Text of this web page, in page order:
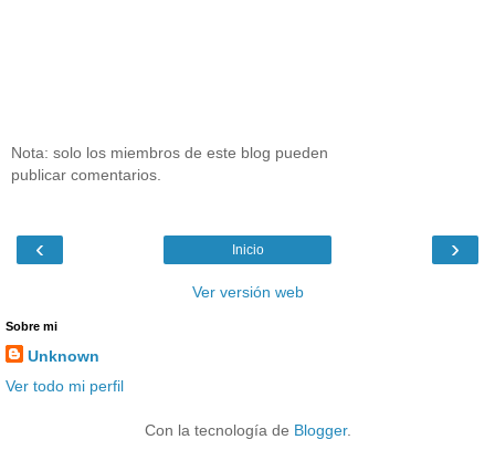
Nota: solo los miembros de este blog pueden
publicar comentarios.
‹ ›
Inicio
Ver versión web
Sobre mi
Unknown
Ver todo mi perfil
Con la tecnología de Blogger.